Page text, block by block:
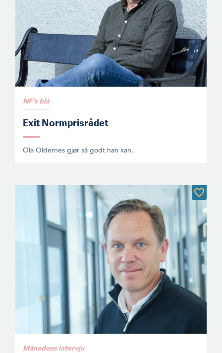
NF's blå
Exit Normprisrådet
Ola Oldernes gjør så godt han kan.
Månedens intervju